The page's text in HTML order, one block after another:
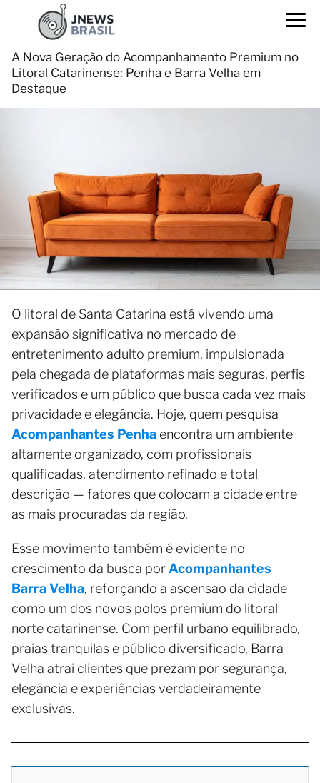
A Nova Geração do Acompanhamento Premium no
Litoral Catarinense: Penha e Barra Velha em
Destaque
O litoral de Santa Catarina está vivendo uma
expansão significativa no mercado de
entretenimento adulto premium, impulsionada
pela chegada de plataformas mais seguras, perfis
verificados e um público que busca cada vez mais
privacidade e elegância. Hoje, quem pesquisa
Acompanhantes Penha encontra um ambiente
altamente organizado, com profissionais
qualificadas, atendimento refinado e total
descrição — fatores que colocam a cidade entre
as mais procuradas da região.
Esse movimento também é evidente no
crescimento da busca por Acompanhantes
Barra Velha, reforçando a ascensão da cidade
como um dos novos polos premium do litoral
norte catarinense. Com perfil urbano equilibrado,
praias tranquilas e público diversificado, Barra
Velha atrai clientes que prezam por segurança,
elegância e experiências verdadeiramente
exclusivas.